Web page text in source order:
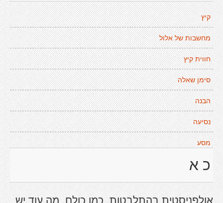
קיץ
מחשבות של אלול
חווית קיץ
סימן שאלה
הבנה
נסיעה
מסע
כ א
אולפניסטית בהתלבטות, כמו כולם. מה עוד יש